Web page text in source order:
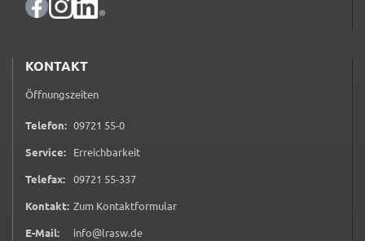
KONTAKT
Öffnungszeiten
Telefon: 09721 55-00 9 7 2 1 5 5 0
Service: Erreichbarkeit
Telefax: 09721 55-3370 9 7 2 1 5 5 3 3 7
Kontakt: Zum Kontaktformular(öffnet in neuem Tab)
E-Mail:
info@lrasw.de